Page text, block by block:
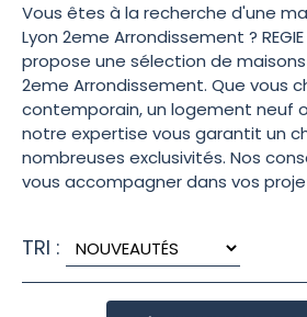
Vous êtes à la recherche d'une
Lyon 2eme Arrondissement ? REGIE
propose une sélection de maisons
2eme Arrondissement. Que vous
contemporain, un logement neuf
notre expertise vous garantit un
nombreuses exclusivités. Nos
vous accompagner dans vos
TRI :